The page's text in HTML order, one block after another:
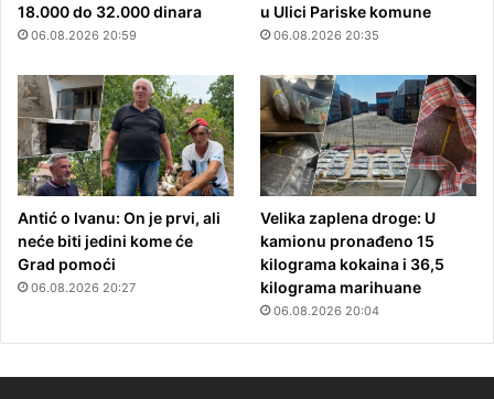
18.000 do 32.000 dinara
06.08.2026 20:59
u Ulici Pariske komune
06.08.2026 20:35
Antić o Ivanu: On je prvi, ali
neće biti jedini kome će
Grad pomoći
06.08.2026 20:27
Velika zaplena droge: U
kamionu pronađeno 15
kilograma kokaina i 36,5
kilograma marihuane
06.08.2026 20:04